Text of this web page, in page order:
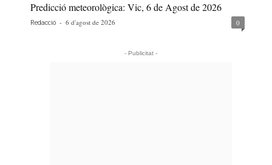
Predicció meteorològica: Vic, 6 de Agost de 2026
Redacció - 6 d'agost de 2026 0
- Publicitat -